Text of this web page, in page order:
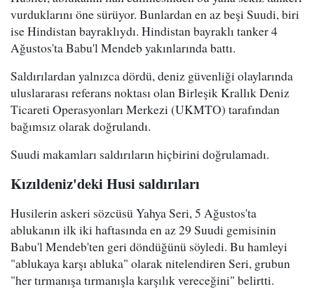
vurduklarını öne sürüyor. Bunlardan en az beşi Suudi, biri
ise Hindistan bayraklıydı. Hindistan bayraklı tanker 4
Ağustos'ta Babu'l Mendeb yakınlarında battı.
Saldırılardan yalnızca dördü, deniz güvenliği olaylarında
uluslararası referans noktası olan Birleşik Krallık Deniz
Ticareti Operasyonları Merkezi (UKMTO) tarafından
bağımsız olarak doğrulandı.
Suudi makamları saldırıların hiçbirini doğrulamadı.
Kızıldeniz'deki Husi saldırıları
Husilerin askeri sözcüsü Yahya Seri, 5 Ağustos'ta
ablukanın ilk iki haftasında en az 29 Suudi gemisinin
Babu'l Mendeb'ten geri döndüğünü söyledi. Bu hamleyi
"ablukaya karşı abluka" olarak nitelendiren Seri, grubun
"her tırmanışa tırmanışla karşılık vereceğini" belirtti.